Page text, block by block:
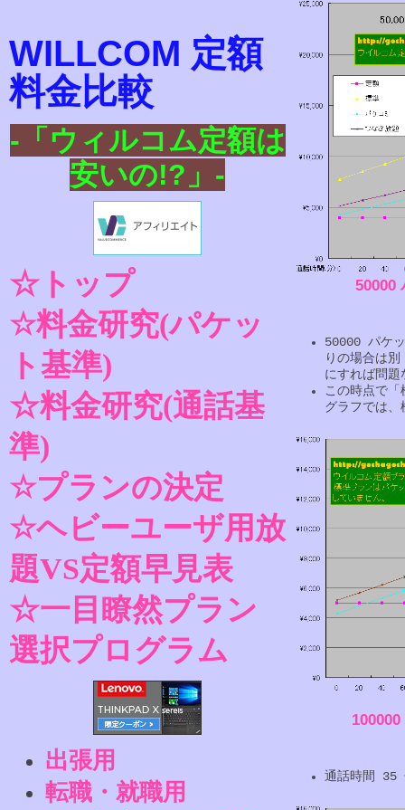
WILLCOM 定額
料金比較
-「ウィルコム定額は
安いの!?」-
☆トップ
☆料金研究(パケッ
ト基準)
☆料金研究(通話基
準)
☆プランの決定
☆ヘビーユーザ用放
題VS定額早見表
☆一目瞭然プラン
選択プログラム
出張用
転職・就職用
50000
50000 パケ
りの場合は
にすれば問題
この時点で「
グラフでは、
通話時間 35